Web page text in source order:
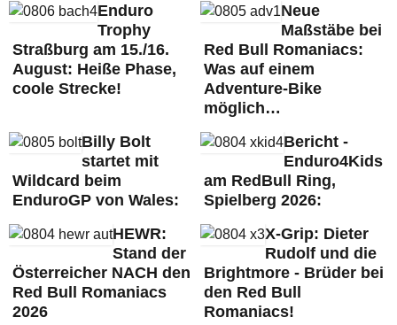
Enduro
Trophy
Straßburg am 15./16.
August: Heiße Phase,
coole Strecke!
Neue
Maßstäbe bei
Red Bull Romaniacs:
Was auf einem
Adventure-Bike
möglich…
Billy Bolt
startet mit
Wildcard beim
EnduroGP von Wales:
Bericht -
Enduro4Kids
am RedBull Ring,
Spielberg 2026:
HEWR:
Stand der
Österreicher NACH den
Red Bull Romaniacs
2026
X-Grip: Dieter
Rudolf und die
Brightmore - Brüder bei
den Red Bull
Romaniacs!